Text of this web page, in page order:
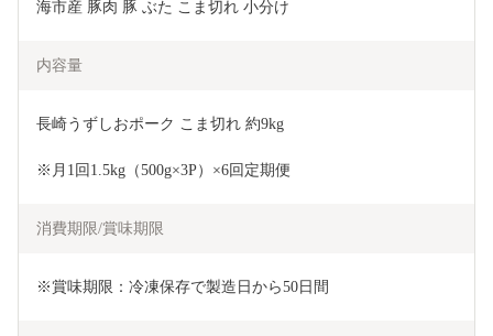
海市産 豚肉 豚 ぶた こま切れ 小分け
内容量
長崎うずしおポーク こま切れ 約9kg
※月1回1.5kg（500g×3P）×6回定期便
消費期限/賞味期限
※賞味期限：冷凍保存で製造日から50日間